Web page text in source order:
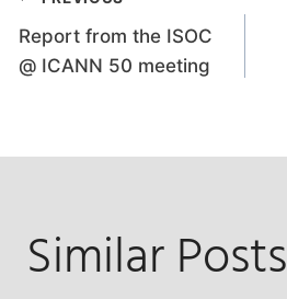
Post
navigation
Report from the ISOC
@ ICANN 50 meeting
Similar Posts